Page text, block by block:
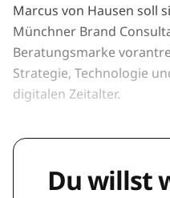
Marcus von Hausen soll
Münchner Brand
Beratungsmarke
Strategie, Technologie
digitalen Zeitalter.
Du willst